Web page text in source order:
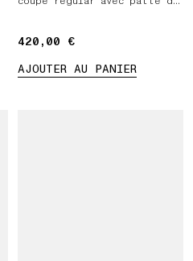
420,00 €
420,00 €
AJOUTER AU PANIER